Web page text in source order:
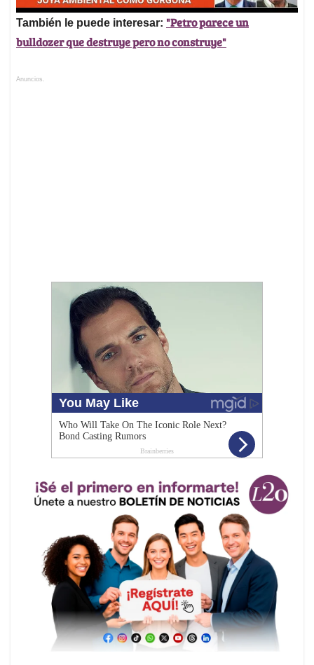
También le puede interesar: "Petro parece un
bulldozer que destruye pero no construye"
Anuncios.